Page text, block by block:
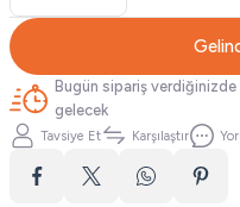
Bugün sipariş verdiğinizde
gelecek
Tavsiye Et Karşılaştır